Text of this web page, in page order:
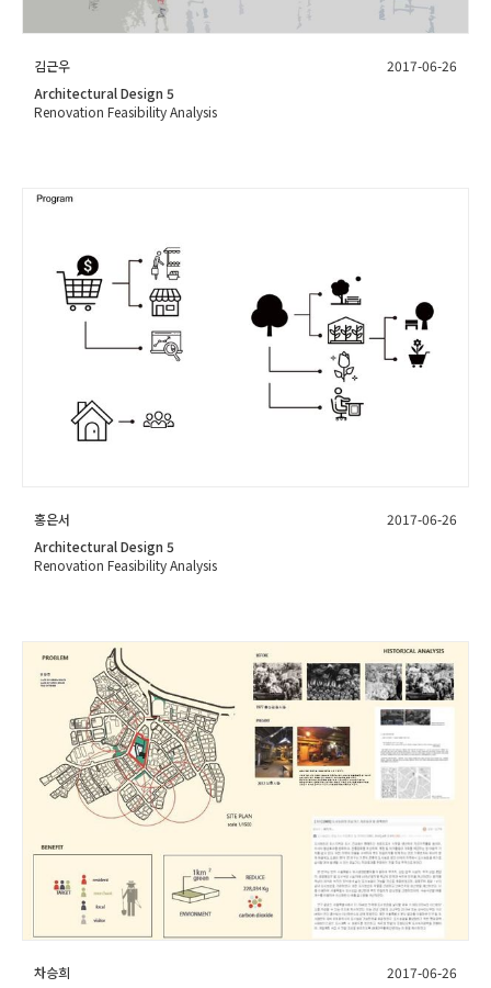
김근우
2017-06-26
Architectural Design 5
Renovation Feasibility Analysis
홍은서
2017-06-26
Architectural Design 5
Renovation Feasibility Analysis
차승희
2017-06-26